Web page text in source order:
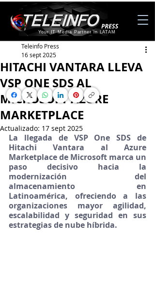
Your IT Media Partner in LATAM
HITACHI VANTARA LLEVA
VSP ONE SDS AL
MICROSOFT AZURE
MARKETPLACE
Teleinfo Press
16 sept 2025
Actualizado: 17 sept 2025
La llegada de VSP One SDS de
Hitachi Vantara al Azure
Marketplace de Microsoft marca un
paso decisivo hacia la
modernización del
almacenamiento en
Latinoamérica, ofreciendo a las
organizaciones mayor agilidad,
escalabilidad y seguridad en sus
estrategias de nube híbrida.